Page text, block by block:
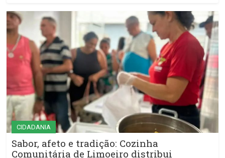
CIDADANIA
Sabor, afeto e tradição: Cozinha
Comunitária de Limoeiro distribui